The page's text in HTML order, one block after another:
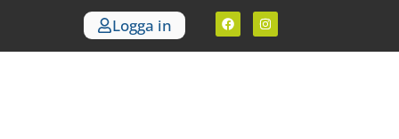
Logga in